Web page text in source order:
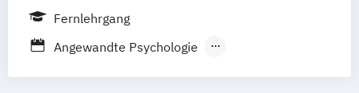
Fernlehrgang
Angewandte Psychologie